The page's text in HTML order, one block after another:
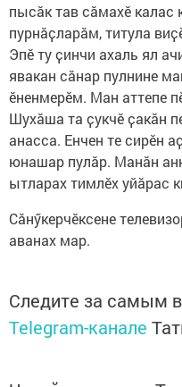
пысӑк тав сӑмахӗ калас
пурнӑҫларӑм, титула
Эпӗ ту ҫинчи ахаль ял
явакан сӑнар пулнине
ӗненмерӗм. Ман аттепе
Шухӑша та ҫукчӗ ҫакӑн
анасса. Енчен те сирӗн
юнашар пулӑр. Манӑн
ытларах тимлӗх уйӑрас
Сӑнӳкерчӗксене
аванах мар.
Следите за самым
Telegram-канале